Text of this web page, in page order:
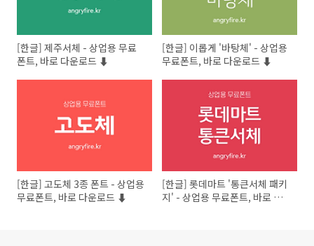
[한글] 제주서체 - 상업용 무료
폰트, 바로 다운로드 ⬇︎
[한글] 이롭게 '바탕체' - 상업용
무료폰트, 바로 다운로드 ⬇︎
[한글] 고도체 3종 폰트 - 상업용
무료폰트, 바로 다운로드 ⬇︎
[한글] 롯데마트 '통큰서체 패키
지' - 상업용 무료폰트, 바로 다